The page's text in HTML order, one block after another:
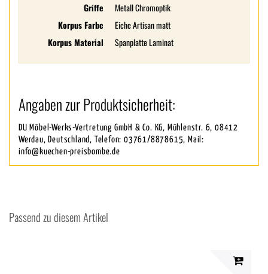
Griffe
Metall Chromoptik
Korpus Farbe
Eiche Artisan matt
Korpus Material
Spanplatte Laminat
Angaben zur Produktsicherheit:
DU Möbel-Werks-Vertretung GmbH & Co. KG, Mühlenstr. 6, 08412
Werdau, Deutschland, Telefon: 03761/8878615, Mail:
info@kuechen-preisbombe.de
Passend zu diesem Artikel